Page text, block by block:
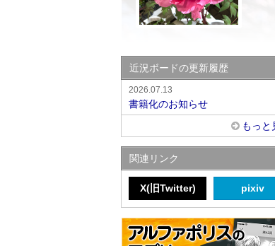
近況ボードの更新履歴
2026.07.13
書籍化のお知らせ
もっと
関連リンク
X(旧Twitter) pixiv